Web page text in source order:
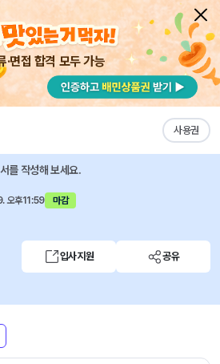
·면접 합격 모두 가능
사용권
내 작성목록
턴(채용연계형) 채용
를 작성해 보세요.
오후11:59
마감
입사지원 공유